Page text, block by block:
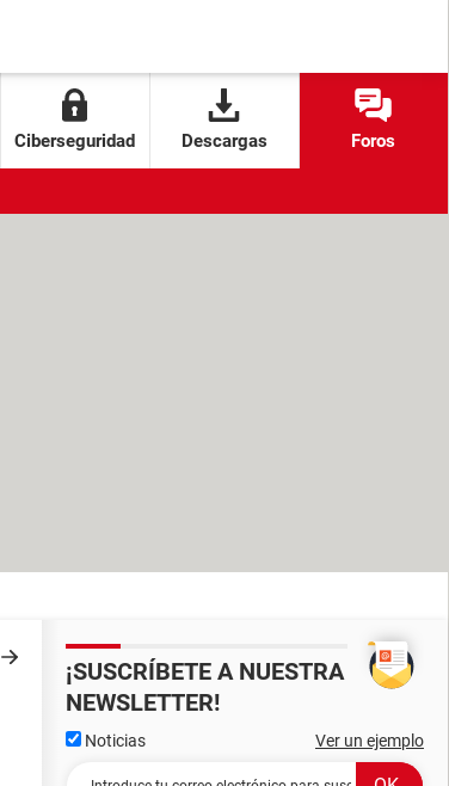
Ciberseguridad Descargas Foros
¡SUSCRÍBETE A NUESTRA
NEWSLETTER!
Noticias Ver un ejemplo